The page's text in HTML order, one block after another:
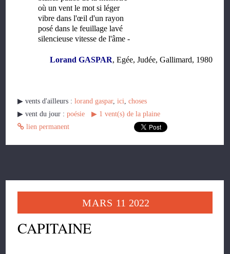
où un vent le mot si léger
vibre dans l'œil d'un rayon
posé dans le feuillage lavé
silencieuse vitesse de l'âme -
Lorand GASPAR, Egée, Judée, Gallimard, 1980
▶︎ vents d'ailleurs :lorand gaspar,ici,choses
▶︎ vent du jour :poésie ▶︎ 1 vent(s) de la plaine
lien permanent
MARS 11 2022
CAPITAINE